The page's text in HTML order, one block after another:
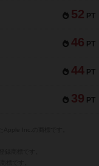
52 PT
46 PT
44 PT
39 PT